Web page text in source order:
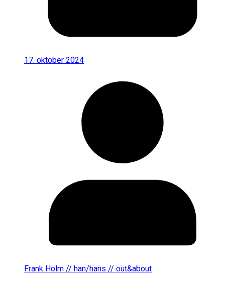
17. oktober 2024
Frank Holm // han/hans // out&about